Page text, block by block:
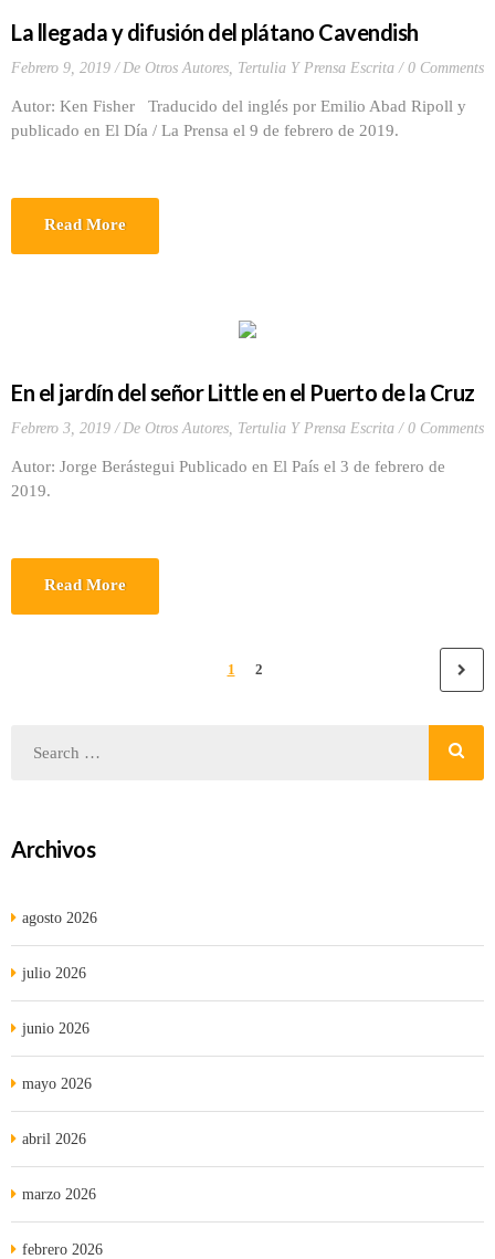
La llegada y difusión del plátano Cavendish
Febrero 9, 2019 De Otros Autores, Tertulia Y Prensa Escrita 0 Comments
Autor: Ken Fisher Traducido del inglés por Emilio Abad Ripoll y
publicado en El Día / La Prensa el 9 de febrero de 2019.
Read More
En el jardín del señor Little en el Puerto de la Cruz
Febrero 3, 2019 De Otros Autores, Tertulia Y Prensa Escrita 0 Comments
Autor: Jorge Berástegui Publicado en El País el 3 de febrero de
2019.
Read More
1 2
Archivos
agosto 2026
julio 2026
junio 2026
mayo 2026
abril 2026
marzo 2026
febrero 2026